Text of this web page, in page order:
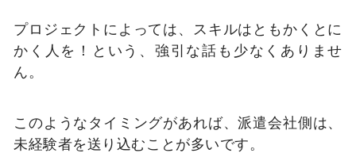
プロジェクトによっては、スキルはともかくとに
かく人を！という、強引な話も少なくありませ
ん。
このようなタイミングがあれば、派遣会社側は、
未経験者を送り込むことが多いです。